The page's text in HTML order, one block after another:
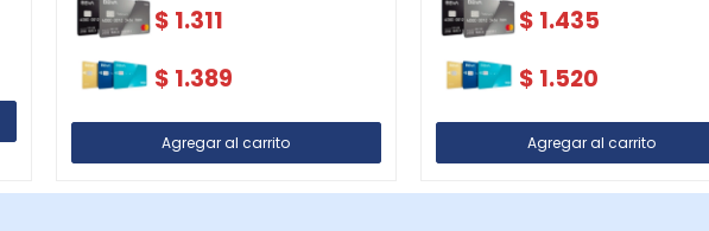
$ 1.311
$ 1.389
$ 1.435
$ 1.520